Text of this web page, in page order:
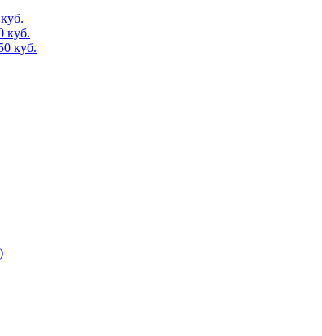
куб.
куб.